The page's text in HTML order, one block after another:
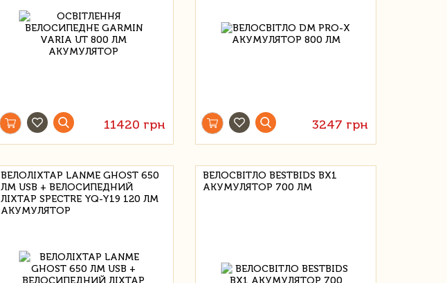
11420 грн 3247 грн
ВЕЛОЛІХТАР LANME GHOST 650
ЛМ USB + ВЕЛОСИПЕДНИЙ
ЛІХТАР SPECTRE YQ-Y19 120 ЛМ
АКУМУЛЯТОР
ВЕЛОСВІТЛО BESTBIDS BX1
АКУМУЛЯТОР 700 ЛМ